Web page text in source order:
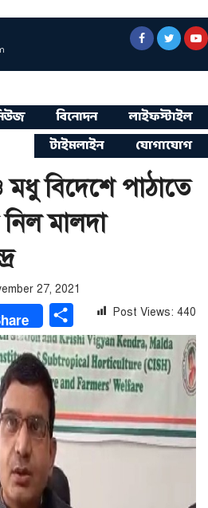
বিনোদন
লাইফস্টাইল
টাইমলাইন
যোগাযোগ
বিদেশে পাঠাতে
মালদা
27, 2021
Share Post Views: 440